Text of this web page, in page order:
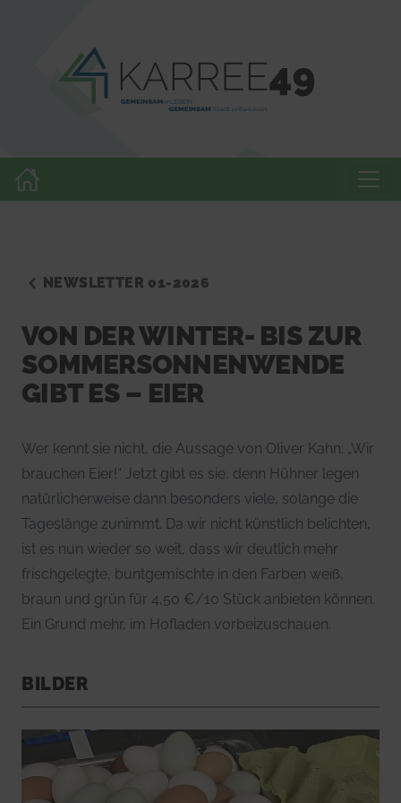
NEWSLETTER 01-2026
VON DER WINTER- BIS ZUR
SOMMERSONNENWENDE
GIBT ES – EIER
Wer kennt sie nicht, die Aussage von Oliver Kahn: „Wir
brauchen Eier!“ Jetzt gibt es sie, denn Hühner legen
natürlicherweise dann besonders viele, solange die
Tageslänge zunimmt. Da wir nicht künstlich belichten,
ist es nun wieder so weit, dass wir deutlich mehr
frischgelegte, buntgemischte in den Farben weiß,
braun und grün für 4,50 €/10 Stück anbieten können.
Ein Grund mehr, im Hofladen vorbeizuschauen.
BILDER